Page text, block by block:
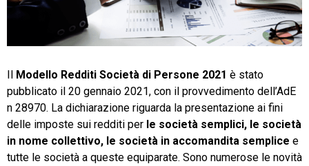
TeamSystem Store
Modello Redditi Società di Persone 2021 è stato
pubblicato il 20 gennaio 2021, con il provvedimento dell’AdE
n 28970. La dichiarazione riguarda la presentazione ai fini
delle imposte sui redditi per le società semplici, le società
in nome collettivo, le società in accomandita semplice e
tutte le società a queste equiparate. Sono numerose le novità